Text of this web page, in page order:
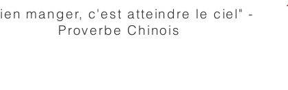
manger, c'est atteindre le ciel" -
Proverbe Chinois